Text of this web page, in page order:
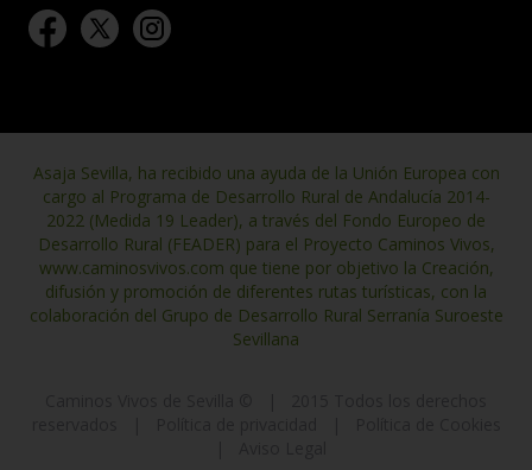
Asaja Sevilla, ha recibido una ayuda de la Unión Europea con
cargo al Programa de Desarrollo Rural de Andalucía 2014-
2022 (Medida 19 Leader), a través del Fondo Europeo de
Desarrollo Rural (FEADER) para el Proyecto Caminos Vivos,
www.caminosvivos.com que tiene por objetivo la Creación,
difusión y promoción de diferentes rutas turísticas, con la
colaboración del Grupo de Desarrollo Rural Serranía Suroeste
Sevillana